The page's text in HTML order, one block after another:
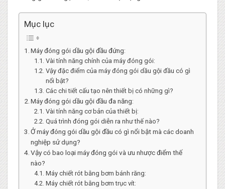
Mục lục
Máy đóng gói dầu gội đầu đứng:
Vài tính năng chính của máy đóng gói:
Vậy đặc điểm của máy đóng gói dầu gội đầu có gì
nổi bật?
Các chi tiết cấu tạo nên thiết bị có những gì?
Máy đóng gói dầu gội đầu đa năng:
Vài tính năng cơ bản của thiết bị:
Quá trình đóng gói diễn ra như thế nào?
Ở máy đóng gói dầu gội đầu có gì nổi bật mà các doanh
nghiệp sử dụng?
Vậy có bao loại máy đóng gói và ưu nhược điểm thế
nào?
Máy chiết rót bằng bơm bánh răng:
Máy chiết rót bằng bơm trục vít: